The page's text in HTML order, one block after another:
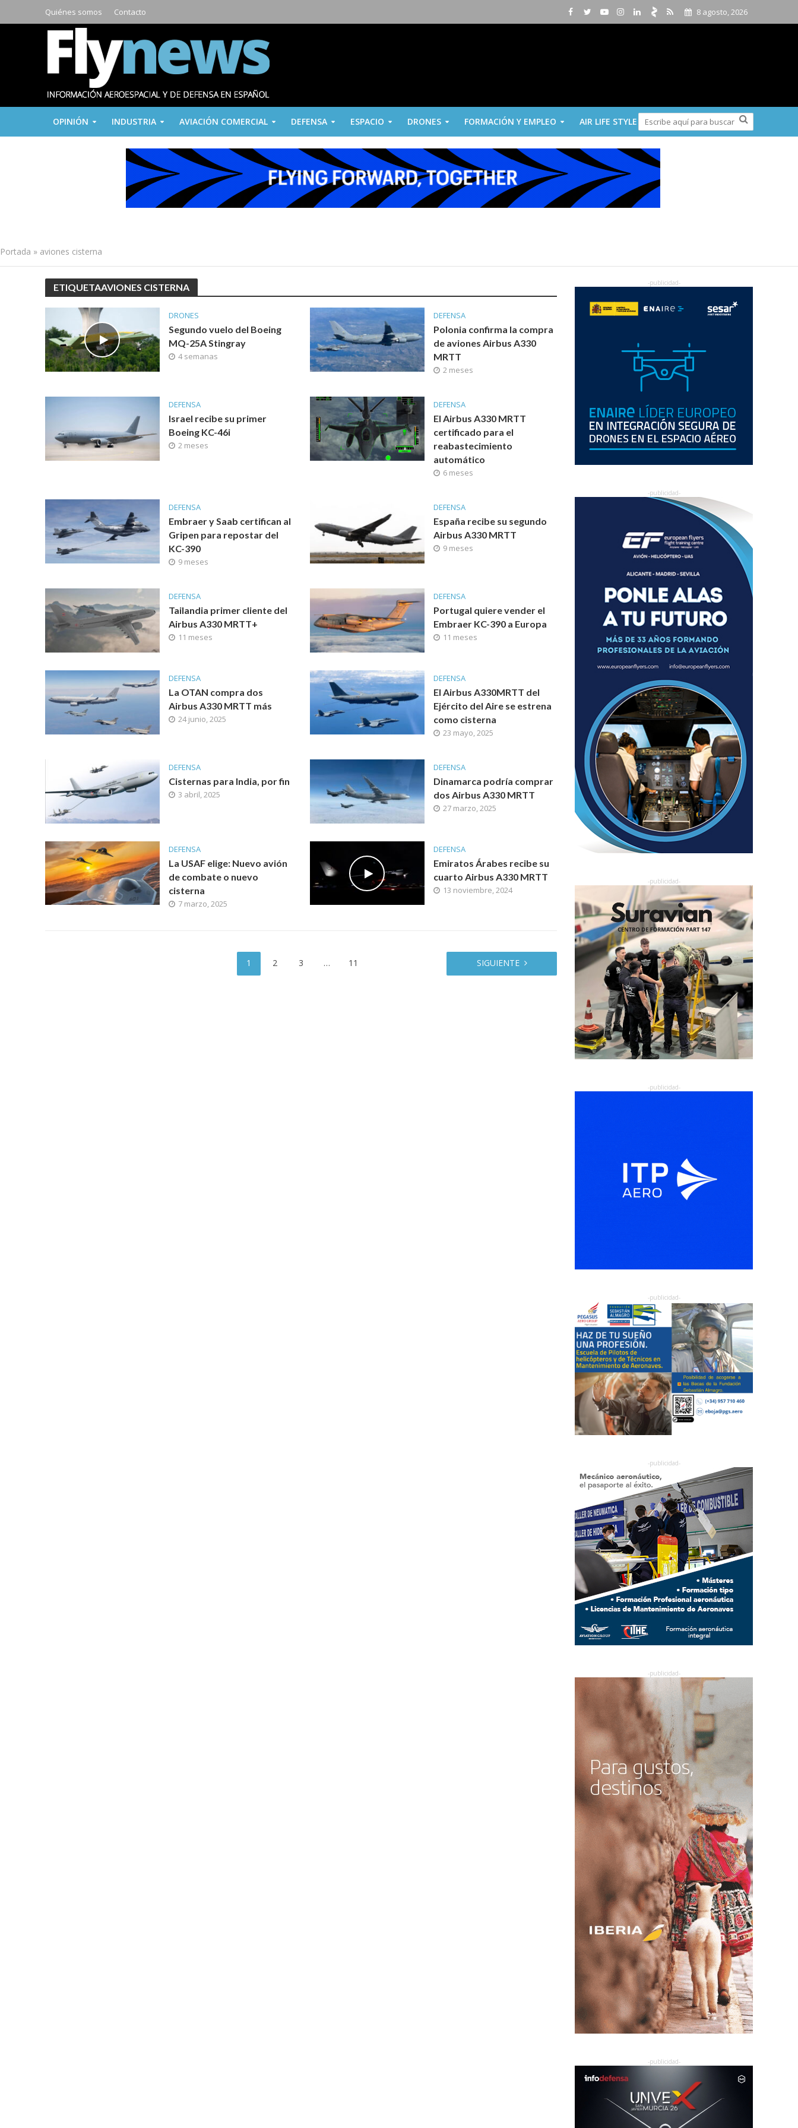
Quiénes somos Contacto 8 agosto, 2026
OPINIÓN INDUSTRIA AVIACIÓN COMERCIAL DEFENSA ESPACIO DRONES FORMACIÓN Y EMPLEO AIR LIFE STYLE
Portada » aviones cisterna
ETIQUETAAVIONES CISTERNA
DRONES
Segundo vuelo del Boeing
MQ-25A Stingray
4 semanas
DEFENSA
Polonia confirma la compra
de aviones Airbus A330
MRTT
2 meses
DEFENSA
Israel recibe su primer
Boeing KC-46i
2 meses
DEFENSA
El Airbus A330 MRTT
certificado para el
reabastecimiento
automático
6 meses
DEFENSA
Embraer y Saab certifican al
Gripen para repostar del
KC-390
9 meses
DEFENSA
España recibe su segundo
Airbus A330 MRTT
9 meses
DEFENSA
Tailandia primer cliente del
Airbus A330 MRTT+
11 meses
DEFENSA
Portugal quiere vender el
Embraer KC-390 a Europa
11 meses
DEFENSA
La OTAN compra dos
Airbus A330 MRTT más
24 junio, 2025
DEFENSA
El Airbus A330MRTT del
Ejército del Aire se estrena
como cisterna
23 mayo, 2025
DEFENSA
Cisternas para India, por fin
3 abril, 2025
DEFENSA
Dinamarca podría comprar
dos Airbus A330 MRTT
27 marzo, 2025
DEFENSA
La USAF elige: Nuevo avión
de combate o nuevo
cisterna
7 marzo, 2025
DEFENSA
Emiratos Árabes recibe su
cuarto Airbus A330 MRTT
13 noviembre, 2024
1 2 3 … 11 SIGUIENTE